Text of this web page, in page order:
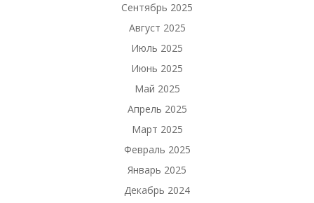
Сентябрь 2025
Август 2025
Июль 2025
Июнь 2025
Май 2025
Апрель 2025
Март 2025
Февраль 2025
Январь 2025
Декабрь 2024